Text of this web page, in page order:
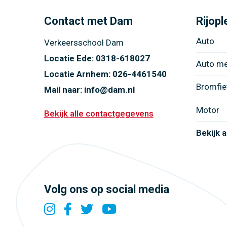
Contact met Dam
Verkeersschool Dam
Locatie Ede: 0318-618027
Locatie Arnhem: 026-4461540
Mail naar: info@dam.nl
Bekijk alle contactgegevens
Auto
Auto
Motor
Bekijk
Volg ons op social media